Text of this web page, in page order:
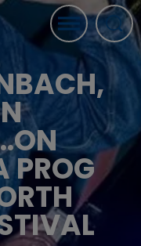
PROG